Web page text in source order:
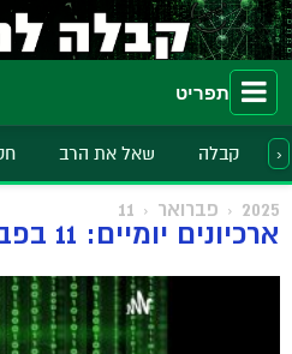
תפריט
קבלה שאל את הרב ›
2025 פברואר 11
ארכיונים יומיים: 11 בפברואר 2025